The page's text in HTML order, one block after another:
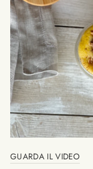
GUARDA IL VIDEO